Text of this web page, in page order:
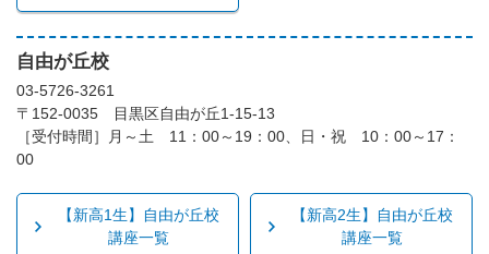
自由が丘校
03-5726-3261
〒152-0035 目黒区自由が丘1-15-13
［受付時間］月～土 11：00～19：00、日・祝 10：00～17：
00
【新高1生】自由が丘校
講座一覧
【新高2生】自由が丘校
講座一覧